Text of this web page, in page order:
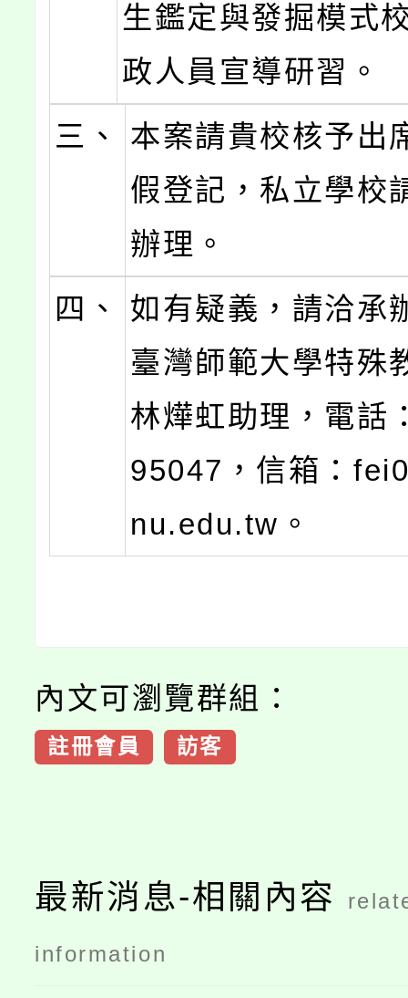
生鑑定與發掘模式
政人員宣導研習。
三、
本案請貴校核予出
假登記，私立學校
辦理。
四、
如有疑義，請洽承
臺灣師範大學特殊
林燁虹助理，電話
95047，信箱：
nu.edu.tw。
內文可瀏覽群組：
註冊會員 訪客
最新消息-相關內容
information